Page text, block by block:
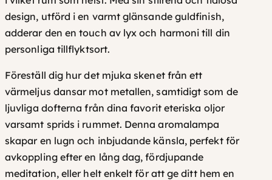
design, utförd i en varmt glänsande guldfinish,
adderar den en touch av lyx och harmoni till din
personliga tillflyktsort.
Föreställ dig hur det mjuka skenet från ett
värmeljus dansar mot metallen, samtidigt som de
ljuvliga dofterna från dina favorit eteriska oljor
varsamt sprids i rummet. Denna aromalampa
skapar en lugn och inbjudande känsla, perfekt för
avkoppling efter en lång dag, fördjupande
meditation, eller helt enkelt för att ge ditt hem en